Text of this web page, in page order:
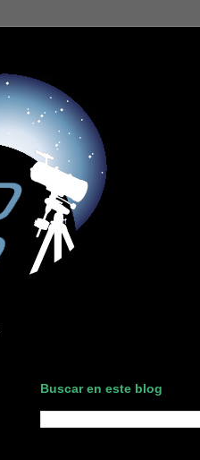
Buscar en este blog